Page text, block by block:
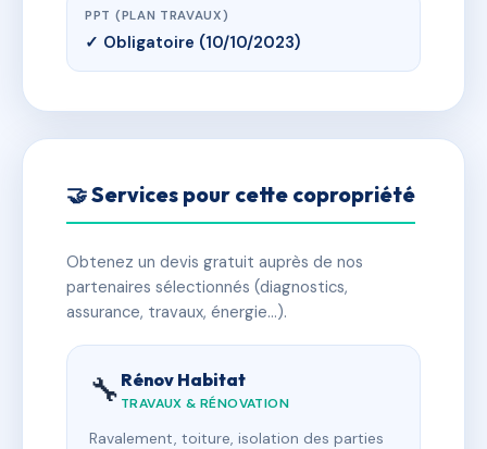
PPT (PLAN TRAVAUX)
✓ Obligatoire (10/10/2023)
🤝 Services pour cette copropriété
Obtenez un devis gratuit auprès de nos
partenaires sélectionnés (diagnostics,
assurance, travaux, énergie…).
🔧 Rénov Habitat
TRAVAUX & RÉNOVATION
Ravalement, toiture, isolation des parties